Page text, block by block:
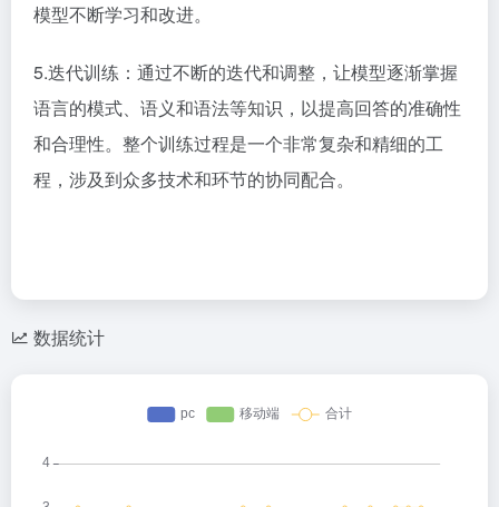
模型不断学习和改进。
5.迭代训练：通过不断的迭代和调整，让模型逐渐掌握
语言的模式、语义和语法等知识，以提高回答的准确性
和合理性。整个训练过程是一个非常复杂和精细的工
程，涉及到众多技术和环节的协同配合。
数据统计